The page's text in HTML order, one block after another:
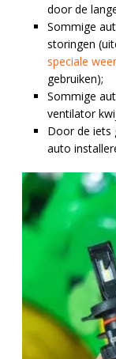
door de
Sommige
storingen
speciale
gebruiken);
Sommige
ventilator
Door de iets
auto